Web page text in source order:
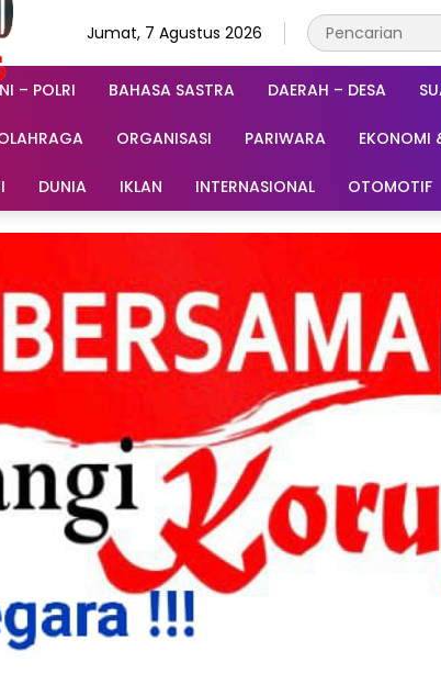
Jumat, 7 Agustus 2026
– POLRI BAHASA SASTRA DAERAH – DESA
ORGANISASI PARIWARA EKONOMI
DUNIA IKLAN INTERNASIONAL OTOMOTIF